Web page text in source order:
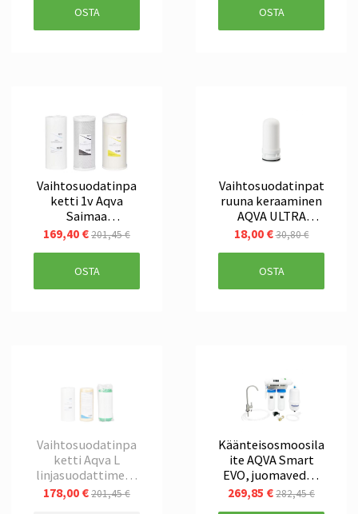
OSTA OSTA
Vaihtosuodatinpa
ketti 1v Aqva
Saimaa
kokonaisuuteen
169,40 €201,45 €
OSTA
Vaihtosuodatinpat
ruuna keraaminen
AQVA ULTRA
hanasuodattimell
18,00 €30,80 €
OSTA
Vaihtosuodatinpa
ketti Aqva L
linjasuodattimeen
- humus, haju,
178,00 €201,45 €
Käänteisosmoosila
ite AQVA Smart
EVO, juomaveden
puhdistamiseen 32
L/h, 1,5 L säiliöllä
269,85 €282,45 €